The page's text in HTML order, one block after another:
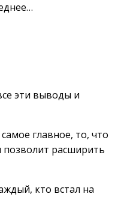
эти выводы и
главное, то, что
расширить
кто встал на